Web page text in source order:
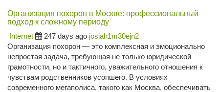
Организация похорон в Москве: профессиональный
подход к сложному периоду
Internet
247 days ago josiah1m30ejn2
Организация похорон — это комплексная и эмоционально
непростая задача, требующая не только юридической
грамотности, но и тактичного, уважительного отношения к
чувствам родственников усопшего. В условиях
современного мегаполиса, такого как Москва, обеспечивать